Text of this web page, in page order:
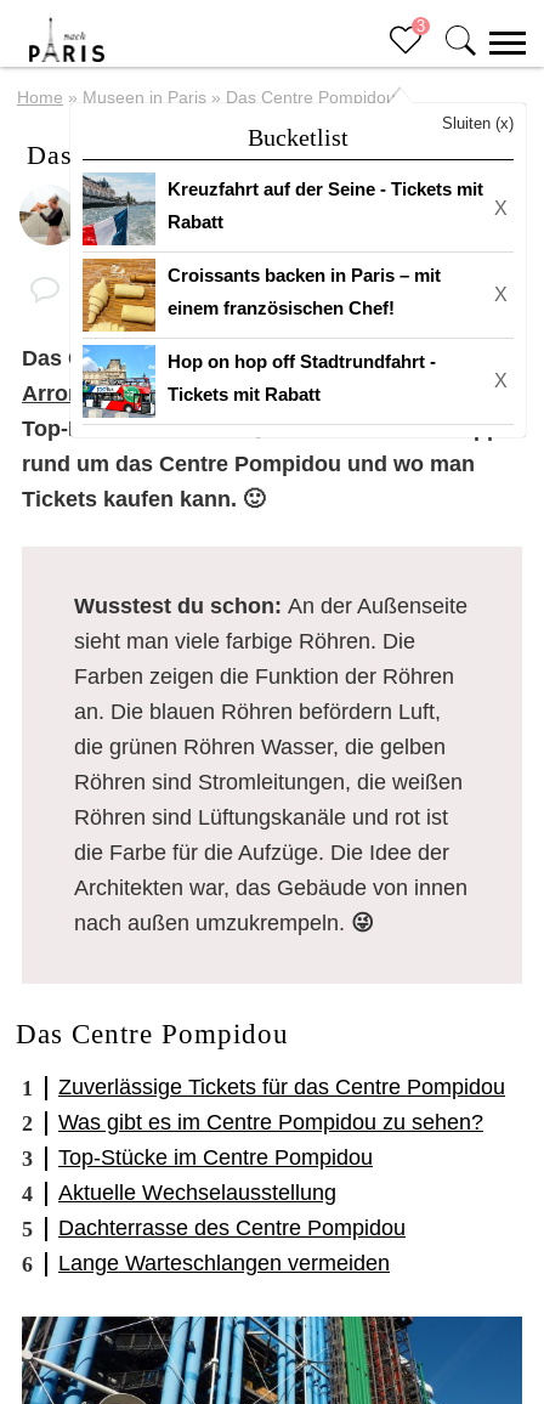
3
Bucketlist
Sluiten (x)
Kreuzfahrt auf der Seine - Tickets mit
Rabatt
X
Croissants backen in Paris – mit
einem französischen Chef!
X
Hop on hop off Stadtrundfahrt -
Tickets mit Rabatt
X
Home » Museen in Paris » Das Centre Pompidou
Das Centre Pompidou
VonEline Letztes Update: 07 Januar 2023
Das Centre Pompidou befindet sich im 4.
Arrondissementvon Paris und ist eines der
Top-Museen in Paris. 😊 Hier teile ich alle Tipps
rund um das Centre Pompidou und wo man
Tickets kaufen kann. 🙂
Wusstest du schon: An der Außenseite
sieht man viele farbige Röhren. Die
Farben zeigen die Funktion der Röhren
an. Die blauen Röhren befördern Luft,
die grünen Röhren Wasser, die gelben
Röhren sind Stromleitungen, die weißen
Röhren sind Lüftungskanäle und rot ist
die Farbe für die Aufzüge. Die Idee der
Architekten war, das Gebäude von innen
nach außen umzukrempeln. 😜
Das Centre Pompidou
Zuverlässige Tickets für das Centre Pompidou
Was gibt es im Centre Pompidou zu sehen?
Top-Stücke im Centre Pompidou
Aktuelle Wechselausstellung
Dachterrasse des Centre Pompidou
Lange Warteschlangen vermeiden